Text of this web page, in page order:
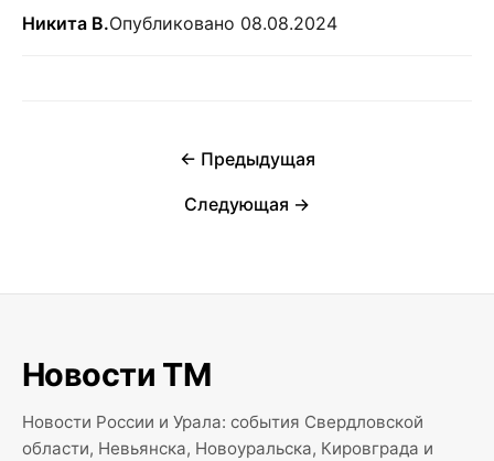
Никита В.Опубликовано 08.08.2024
← Предыдущая
Следующая →
Новости ТМ
Новости России и Урала: события Свердловской
области, Невьянска, Новоуральска, Кировграда и